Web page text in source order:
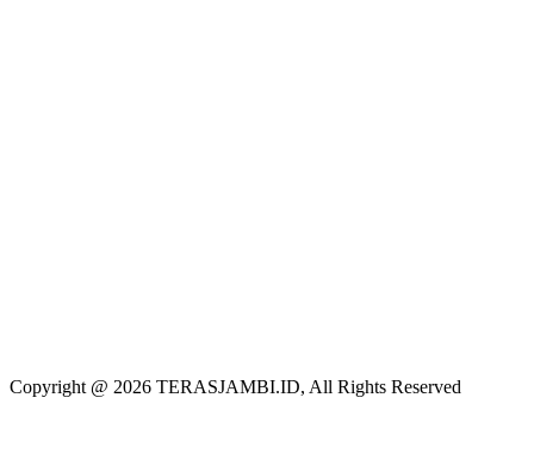
Copyright @ 2026 TERASJAMBI.ID, All Rights Reserved